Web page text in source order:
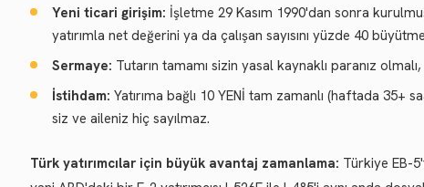
Yeni ticari girişim: İşletme 29 Kasım 1990'dan sonra
yatırımla net değerini ya da çalışan sayısını yüzde 40
Sermaye: Tutarın tamamı sizin yasal kaynaklı paranız
İstihdam: Yatırıma bağlı 10 YENİ tam zamanlı (haftada 35+
siz ve aileniz hiç sayılmaz.
Türk yatırımcılar için büyük avantaj zamanlama: Türkiye EB-